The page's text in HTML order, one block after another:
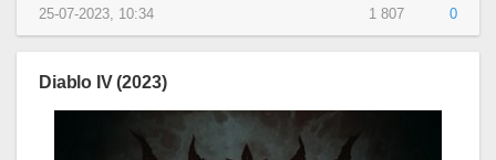
1 807 0
25-07-2023, 10:34
Diablo IV (2023)